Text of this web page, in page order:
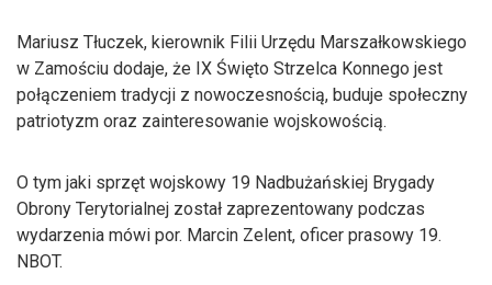
Mariusz Tłuczek, kierownik Filii Urzędu Marszałkowskiego
w Zamościu dodaje, że IX Święto Strzelca Konnego jest
połączeniem tradycji z nowoczesnością, buduje społeczny
patriotyzm oraz zainteresowanie wojskowością.
O tym jaki sprzęt wojskowy 19 Nadbużańskiej Brygady
Obrony Terytorialnej został zaprezentowany podczas
wydarzenia mówi por. Marcin Zelent, oficer prasowy 19.
NBOT.